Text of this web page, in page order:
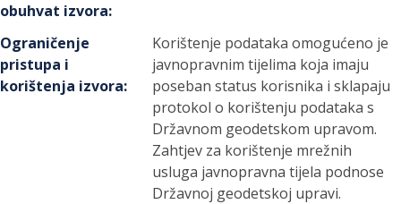
obuhvat izvora:
Ograničenje
pristupa i
korištenja izvora:
Korištenje podataka omogućeno je
javnopravnim tijelima koja imaju
poseban status korisnika i sklapaju
protokol o korištenju podataka s
Državnom geodetskom upravom.
Zahtjev za korištenje mrežnih
usluga javnopravna tijela podnose
Državnoj geodetskoj upravi.